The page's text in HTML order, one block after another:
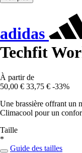
adidas
Techfit
À partir de
50,00 € 33,75 € -33%
Une brassière offrant un
Climacool pour un
Taille
*
Guide des tailles